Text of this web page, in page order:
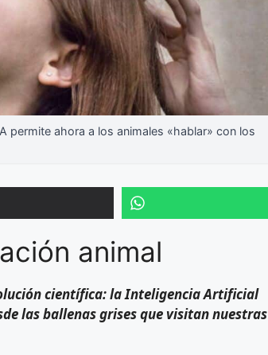
permite ahora a los animales «hablar» con los
animal
científica: la Inteligencia Artificial
las ballenas grises que visitan nuestras